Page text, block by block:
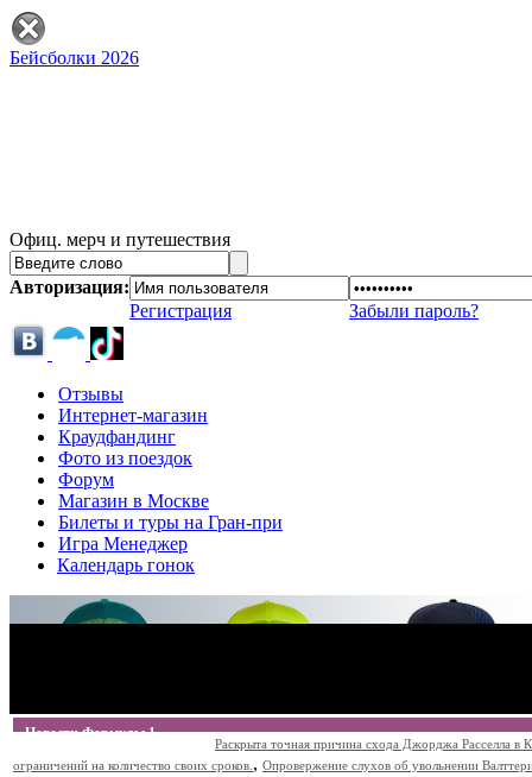
Бейсболки 2026
Офиц. мерч и путешествия
Авторизация:
Регистрация
Забыли пароль?
Отзывы
Интернет-магазин
Краудфандинг
Фото из поездок
Форум
Магазин в Москве
Билеты и туры на Гран-при
Игра Менеджер
Календарь гонок
Новости Формулы 1
Раскрыта точная причина схода Джорджа Расселла в
ограничений на количество своих сроков. , Опровержение слухов об увольнении